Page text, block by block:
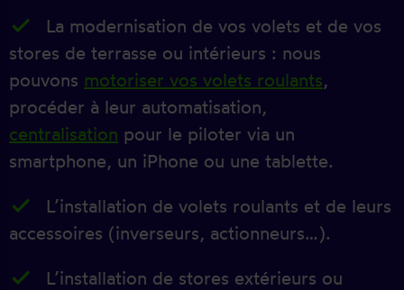
La modernisation de vos volets et de vos
stores de terrasse ou intérieurs : nous
pouvons motoriser vos volets roulants,
procéder à leur automatisation,
centralisation pour le piloter via un
smartphone, un iPhone ou une tablette.
L’installation de volets roulants et de leurs
accessoires (inverseurs, actionneurs…).
L’installation de stores extérieurs ou